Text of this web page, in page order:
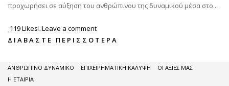
προχωρήσει σε αύξηση του ανθρώπινου της δυναμικού μέσα στο...
119 Likes Leave a comment
ΔΙΑΒΆΣΤΕ ΠΕΡΙΣΣΌΤΕΡΑ
ΑΝΘΡΩΠΙΝΟ ΔΥΝΑΜΙΚΟ ΕΠΙΧΕΙΡΗΜΑΤΙΚΗ ΚΑΛΥΨΗ
ΟΙ ΑΞΙΕΣ ΜΑΣ
Η ΕΤΑΙΡΙΑ